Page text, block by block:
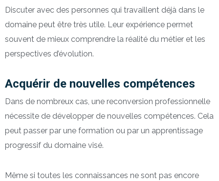
Discuter avec des personnes qui travaillent déjà dans le
domaine peut être très utile. Leur expérience permet
souvent de mieux comprendre la réalité du métier et les
perspectives d’évolution.
Acquérir de nouvelles compétences
Dans de nombreux cas, une reconversion professionnelle
nécessite de développer de nouvelles compétences. Cela
peut passer par une formation ou par un apprentissage
progressif du domaine visé.
Même si toutes les connaissances ne sont pas encore